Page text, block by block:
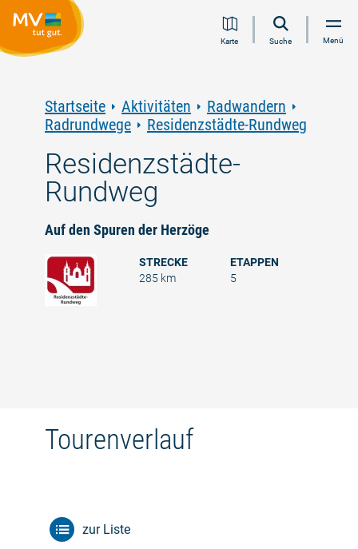
Inhalt
Navigation
Volltextsuche
FooterKarte Suche Menü
Startseite Aktivitäten
Radwandern
Radrundwege
Residenzstädte-Rundweg
Residenzstädte-
Rundweg
Auf den Spuren der Herzöge
STRECKE
285 km
ETAPPEN
5
Tourenverlauf
zur Liste